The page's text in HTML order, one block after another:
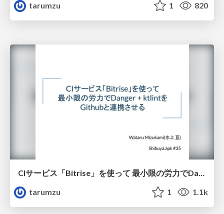
tarumzu
1 820
tarumzu
1 1.1k